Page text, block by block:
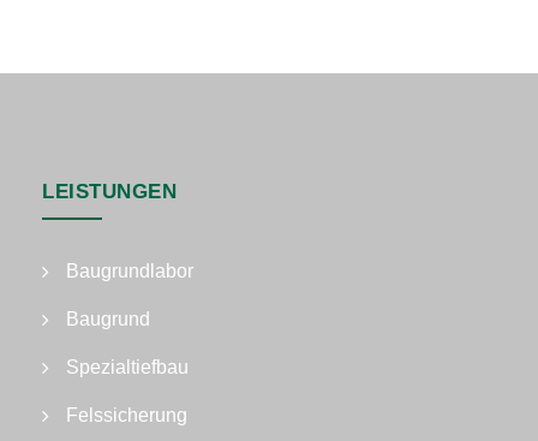
LEISTUNGEN
Baugrundlabor
Baugrund
Spezialtiefbau
Felssicherung